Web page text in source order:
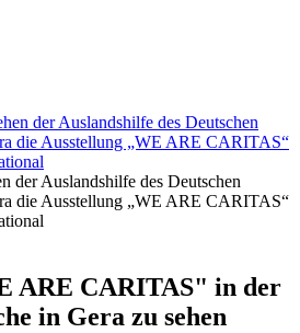
der Auslandshilfe des Deutschen
die Ausstellung „WE ARE CARITAS“
ARE CARITAS" in der
in Gera zu sehen